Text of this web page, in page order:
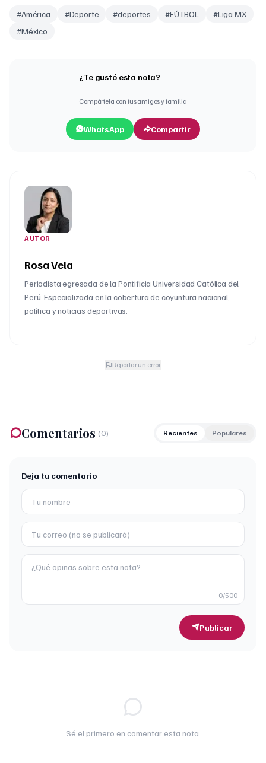
#América #Deporte #deportes #FÚTBOL #Liga MX
#México
¿Te gustó esta nota?
Compártela con tus amigos y familia
WhatsApp Compartir
AUTOR
Rosa Vela
Periodista egresada de la Pontificia Universidad Católica del
Perú. Especializada en la cobertura de coyuntura nacional,
política y noticias deportivas.
Reportar un error
Comentarios (0) Recientes Populares
Deja tu comentario
0/500
Publicar
Sé el primero en comentar esta nota.